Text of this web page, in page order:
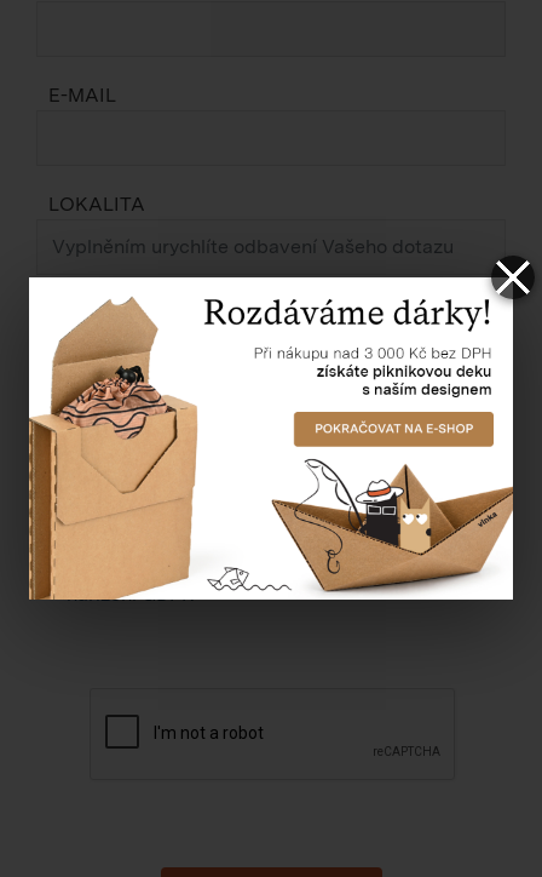
E-MAIL
LOKALITA
ZPRÁVA *
Souhlasím se zpracováním osobních údajů dle
nařízení GDPR